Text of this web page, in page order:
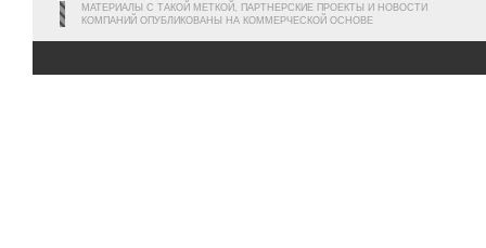
МАТЕРИАЛЫ С ТАКОЙ МЕТКОЙ, ПАРТНЕРСКИЕ ПРОЕКТЫ И НОВОСТИ
КОМПАНИЙ ОПУБЛИКОВАНЫ НА КОММЕРЧЕСКОЙ ОСНОВЕ